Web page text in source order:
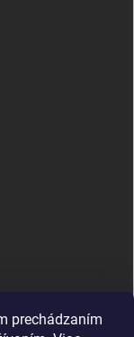
prechádzaním